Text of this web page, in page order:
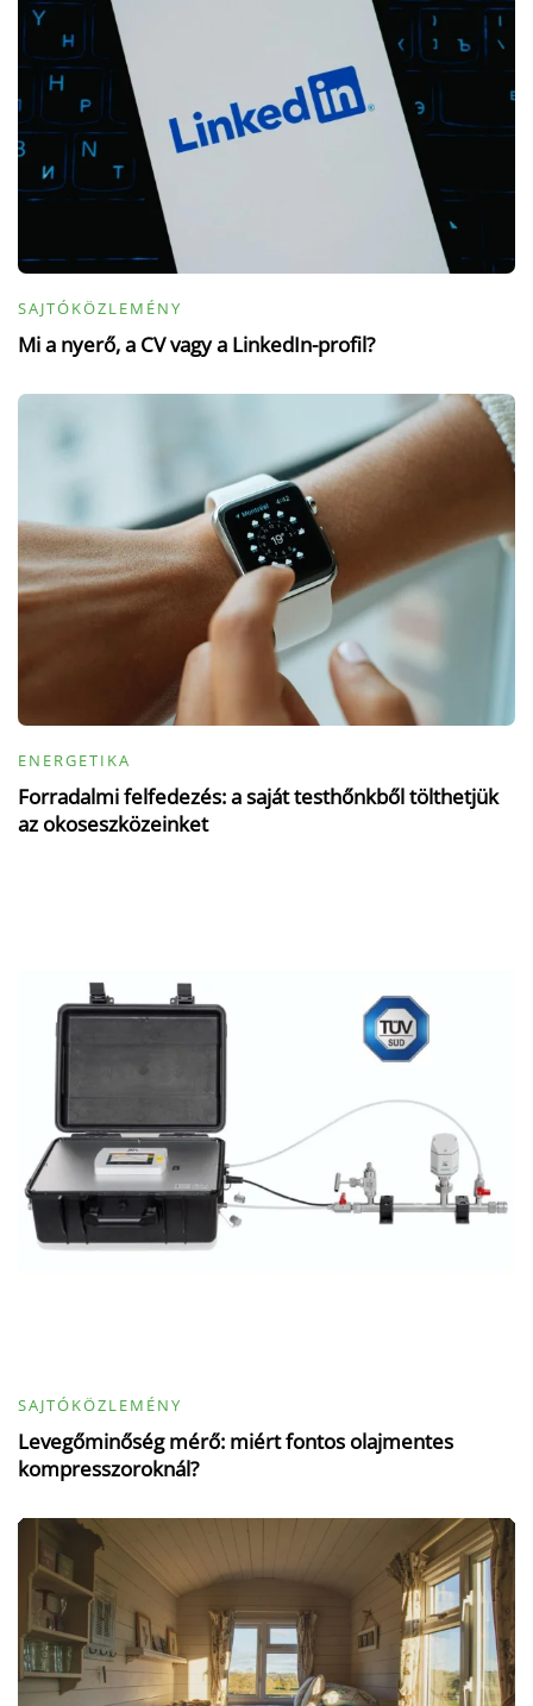
SAJTÓKÖZLEMÉNY
Mi a nyerő, a CV vagy a LinkedIn-profil?
ENERGETIKA
Forradalmi felfedezés: a saját testhőnkből tölthetjük
az okoseszközeinket
SAJTÓKÖZLEMÉNY
Levegőminőség mérő: miért fontos olajmentes
kompresszoroknál?